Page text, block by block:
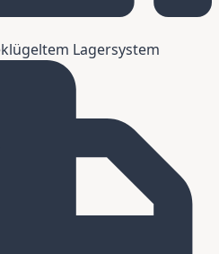
Lagersystem